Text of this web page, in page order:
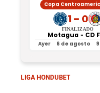
Copa
1 - 0
FINALIZADO
Motagua - CD
Ayer 6 de agosto
LIGA HONDUBET